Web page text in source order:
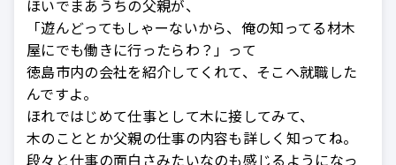
ほいでまあうちの父親が、
「遊んどってもしゃーないから、俺の知ってる材木
屋にでも働きに行ったらわ？」って
徳島市内の会社を紹介してくれて、そこへ就職した
んですよ。
ほれではじめて仕事として木に接してみて、
木のこととか父親の仕事の内容も詳しく知ってね。
段々と仕事の面白さみたいなのも感じるようになっ